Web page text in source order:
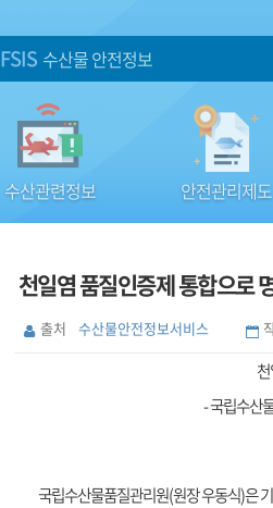
FSIS 수산물 안전정보
수산관련정보 안전관리제도
천일염 품질인증제 통합으로
출처 수산물안전정보서비스
- 국립수산
국립수산물품질관리원(원장 우동식)은